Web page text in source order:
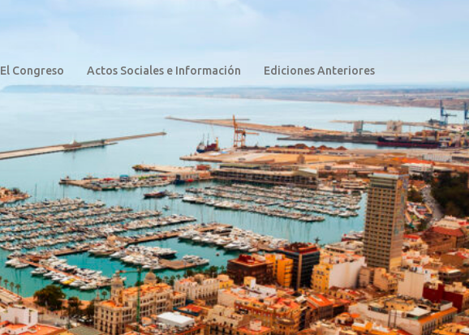
El Congreso Actos Sociales e Información Ediciones Anteriores